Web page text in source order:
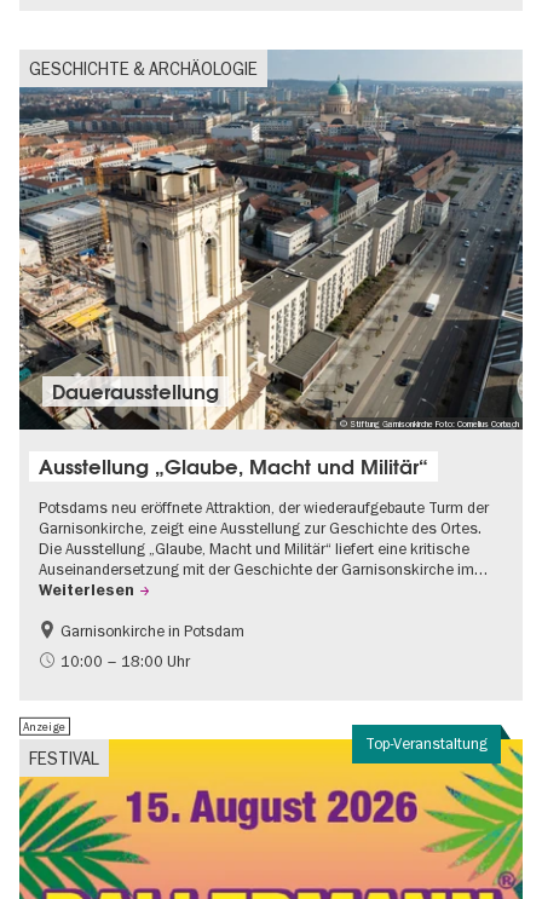
GESCHICHTE & ARCHÄOLOGIE
© Stiftung Garnisonkirche Foto: Cornelius Corbach
Dauer­aus­stel­lung
Ausstellung „Glaube, Macht und Militär“
Potsdams neu eröffnete Attraktion, der wiederaufgebaute Turm der
Garnisonkirche, zeigt eine Ausstellung zur Geschichte des Ortes.
Die Ausstellung „Glaube, Macht und Militär“ liefert eine kritische
Auseinandersetzung mit der Geschichte der Garnisonskirche im…
Weiterlesen
Geschichte
Brandenburg
Garnisonkirche in Potsdam
10:00 – 18:00 Uhr
Top-Veranstaltung
FESTIVAL
Anzeige